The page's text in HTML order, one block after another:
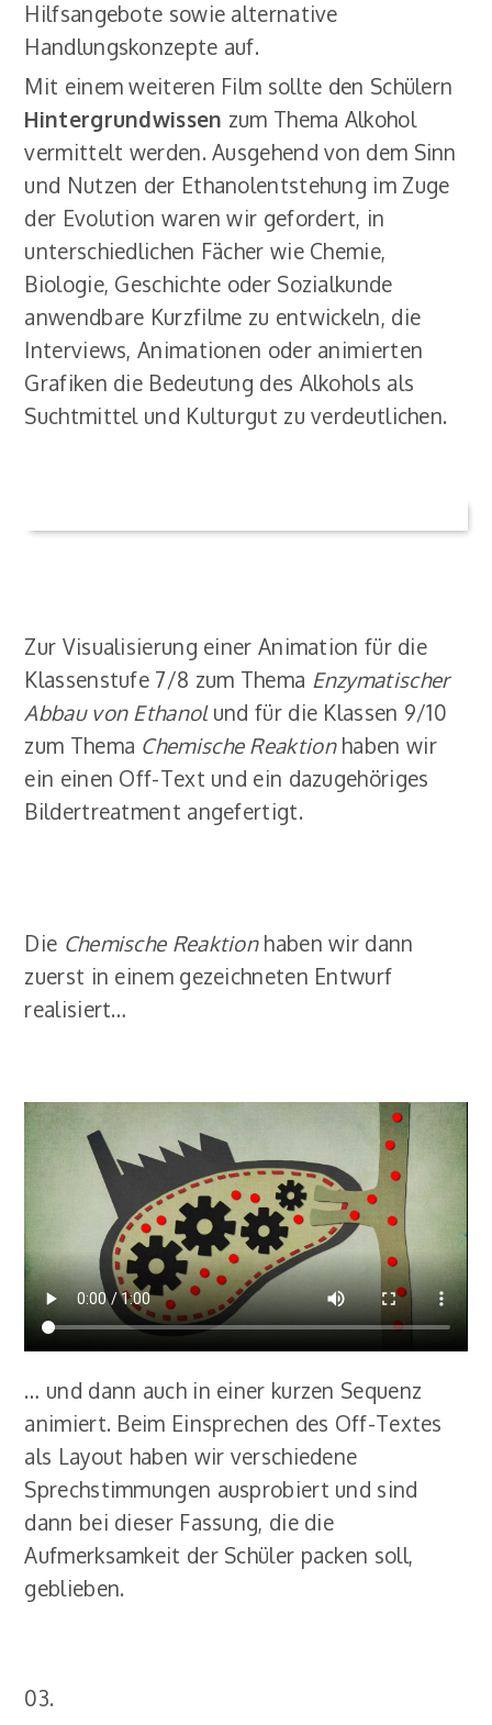
Hilfsangebote sowie alternative
Handlungskonzepte auf.
Mit einem weiteren Film sollte den Schülern
Hintergrundwissen zum Thema Alkohol
vermittelt werden. Ausgehend von dem Sinn
und Nutzen der Ethanolentstehung im Zuge
der Evolution waren wir gefordert, in
unterschiedlichen Fächer wie Chemie,
Biologie, Geschichte oder Sozialkunde
anwendbare Kurzfilme zu entwickeln, die
Interviews, Animationen oder animierten
Grafiken die Bedeutung des Alkohols als
Suchtmittel und Kulturgut zu verdeutlichen.
Zur Visualisierung einer Animation für die
Klassenstufe 7/8 zum Thema Enzymatischer
Abbau von Ethanolund für die Klassen 9/10
zum Thema Chemische Reaktionhaben wir
ein einen Off-Text und ein dazugehöriges
Bildertreatment angefertigt.
Die Chemische Reaktionhaben wir dann
zuerst in einem gezeichneten Entwurf
realisiert…
… und dann auch in einer kurzen Sequenz
animiert. Beim Einsprechen des Off-Textes
als Layout haben wir verschiedene
Sprechstimmungen ausprobiert und sind
dann bei dieser Fassung, die die
Aufmerksamkeit der Schüler packen soll,
geblieben.
03.